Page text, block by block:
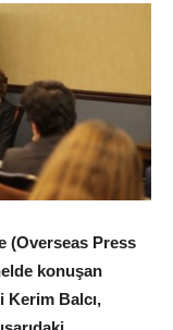
(Overseas Press
konuşan
Kerim Balcı,